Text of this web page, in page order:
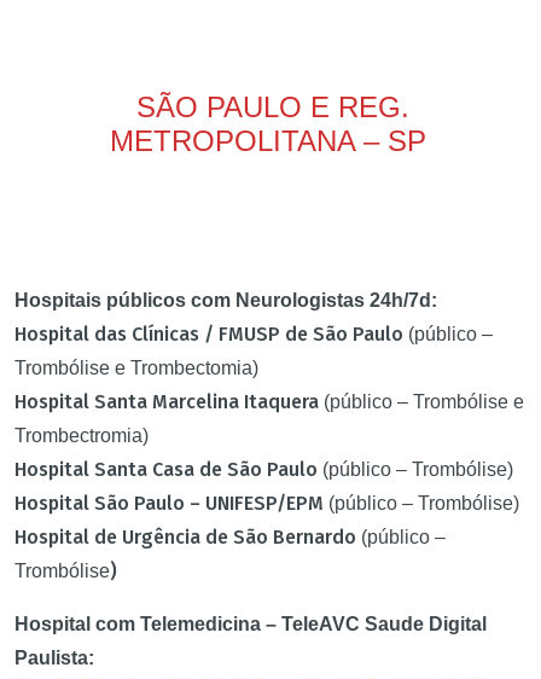
SÃO PAULO E REG.
METROPOLITANA – SP
Hospitais públicos com Neurologistas 24h/7d:
Hospital das Clínicas / FMUSP de São Paulo (público –
Trombólise e Trombectomia)
Hospital Santa Marcelina Itaquera (público – Trombólise e
Trombectromia)
Hospital Santa Casa de São Paulo (público – Trombólise)
Hospital São Paulo – UNIFESP/EPM (público – Trombólise)
Hospital de Urgência de São Bernardo (público –
Trombólise)
Hospital com Telemedicina – TeleAVC Saude Digital
Paulista: